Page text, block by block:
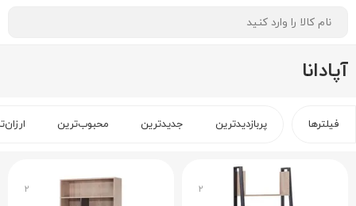
آپادانا
فیلترها پربازدیدترین جدیدترین محبوب‌ترین
۲ ۲